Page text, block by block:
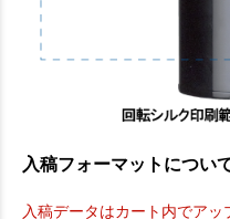
入稿フォーマットについ
入稿データはカート内でアッ